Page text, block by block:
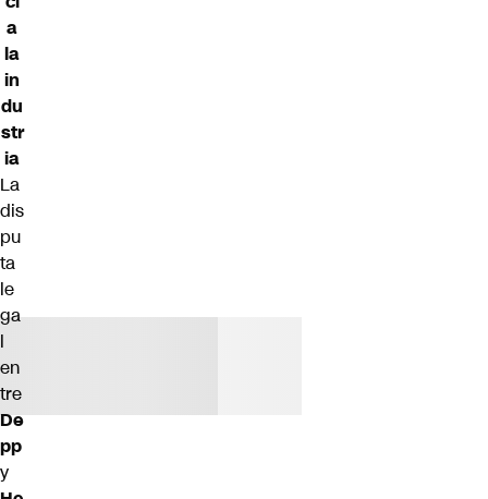
a
la
in
du
str
ia
La
dis
pu
ta
le
ga
l
en
tre
De
pp
y